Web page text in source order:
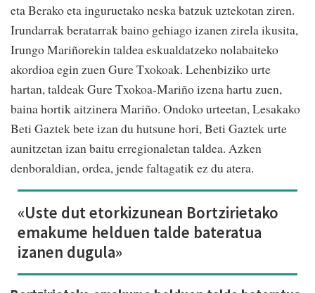
eta Berako eta inguruetako neska batzuk uztekotan ziren.
Irundarrak beratarrak baino gehiago izanen zirela ikusita,
Irungo Mariñorekin taldea eskualdatzeko nolabaiteko
akordioa egin zuen Gure Txokoak. Lehenbiziko urte
hartan, taldeak Gure Txokoa-Mariño izena hartu zuen,
baina hortik aitzinera Mariño. Ondoko urteetan, Lesakako
Beti Gaztek bete izan du hutsune hori, Beti Gaztek urte
aunitzetan izan baitu erregionaletan taldea. Azken
denboraldian, ordea, jende faltagatik ez du atera.
«Uste dut etorkizunean Bortzirietako
emakume helduen talde bateratua
izanen dugula»